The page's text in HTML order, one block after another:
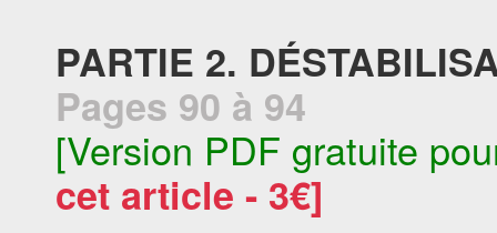
PARTIE 2.
Pages 90 à 94
[Version PDF gratuite
cet article - 3€]